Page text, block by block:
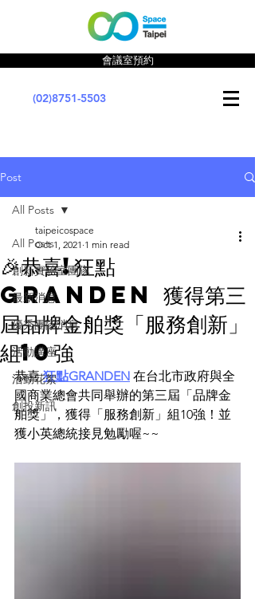
會議室預約
(02)8751-5503
Post
All Posts
創新實驗室團隊
最新消息
優秀團隊消息
活動講座
活動花絮
創投新訊
All Posts
🎉恭喜!狂點
GRANDEN 獲得第三
屆品牌金舶獎「服務創新」
組10強
taipeicospace
Oct 1, 2021 1 min read
恭喜 狂點GRANDEN 在台北市政府與全
國商業總會共同舉辦的第三屆「品牌金
舶獎」，獲得「服務創新」組10強！並
獲小英總統接見勉勵喔~~